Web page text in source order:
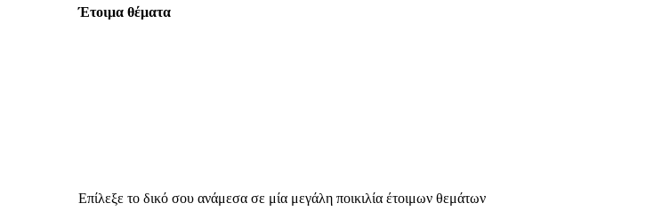
Έτοιμα θέματα
Επίλεξε το δικό σου ανάμεσα σε μία μεγάλη ποικιλία έτοιμων θεμάτων